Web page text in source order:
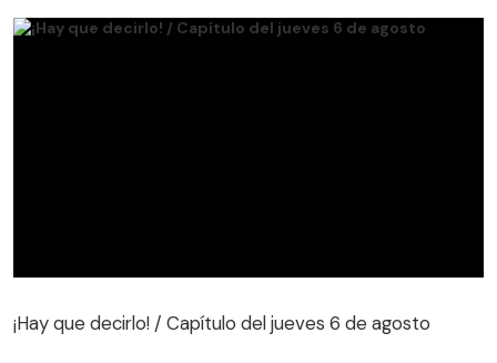
¡Hay que decirlo! / Capítulo del jueves 6 de agosto